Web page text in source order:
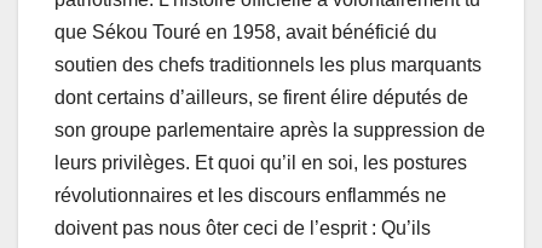
que Sékou Touré en 1958, avait bénéficié du
soutien des chefs traditionnels les plus marquants
dont certains d’ailleurs, se firent élire députés de
son groupe parlementaire après la suppression de
leurs privilèges. Et quoi qu’il en soi, les postures
révolutionnaires et les discours enflammés ne
doivent pas nous ôter ceci de l’esprit : Qu’ils